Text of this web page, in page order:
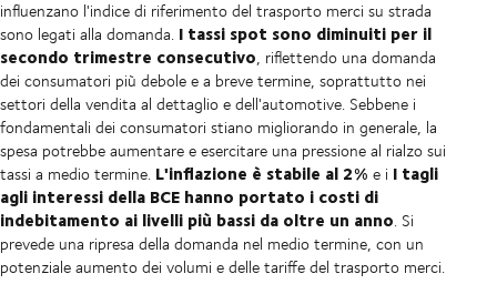
influenzano l'indice di riferimento del trasporto merci su strada
sono legati alla domanda. I tassi spot sono diminuiti per il
secondo trimestre consecutivo, riflettendo una domanda
dei consumatori più debole e a breve termine, soprattutto nei
settori della vendita al dettaglio e dell'automotive. Sebbene i
fondamentali dei consumatori stiano migliorando in generale, la
spesa potrebbe aumentare e esercitare una pressione al rialzo sui
tassi a medio termine. L'inflazione è stabile al 2% e i I tagli
agli interessi della BCE hanno portato i costi di
indebitamento ai livelli più bassi da oltre un anno. Si
prevede una ripresa della domanda nel medio termine, con un
potenziale aumento dei volumi e delle tariffe del trasporto merci.